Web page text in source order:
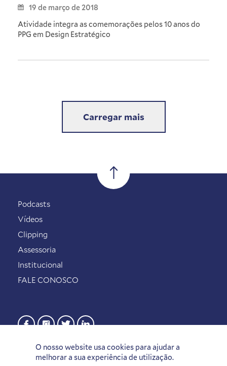
19 de março de 2018
Atividade integra as comemorações pelos 10 anos do
PPG em Design Estratégico
Carregar mais
O nosso website usa cookies para ajudar a
melhorar a sua experiência de utilização.
Podcasts
Vídeos
Clipping
Assessoria
Institucional
FALE CONOSCO